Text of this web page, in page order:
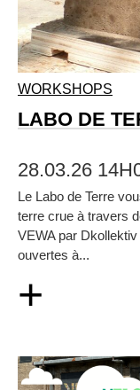
WORKSHOPS
LABO DE
28.03.26
Le Labo de Terre
terre crue à travers
VEWA par
ouvertes à...
+